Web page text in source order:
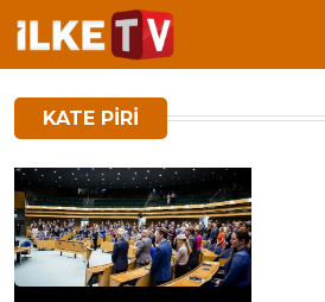
KATE PIRI